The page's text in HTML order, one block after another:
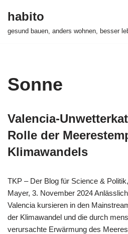
habito
gesund bauen, anders wohnen, besser
Sonne
Valencia-
Rolle der
Klimawandels
TKP – Der Blog für Science &
Mayer, 3. November 2024
Valencia kursieren in den
der Klimawandel und die durch
verursachte Erwärmung des